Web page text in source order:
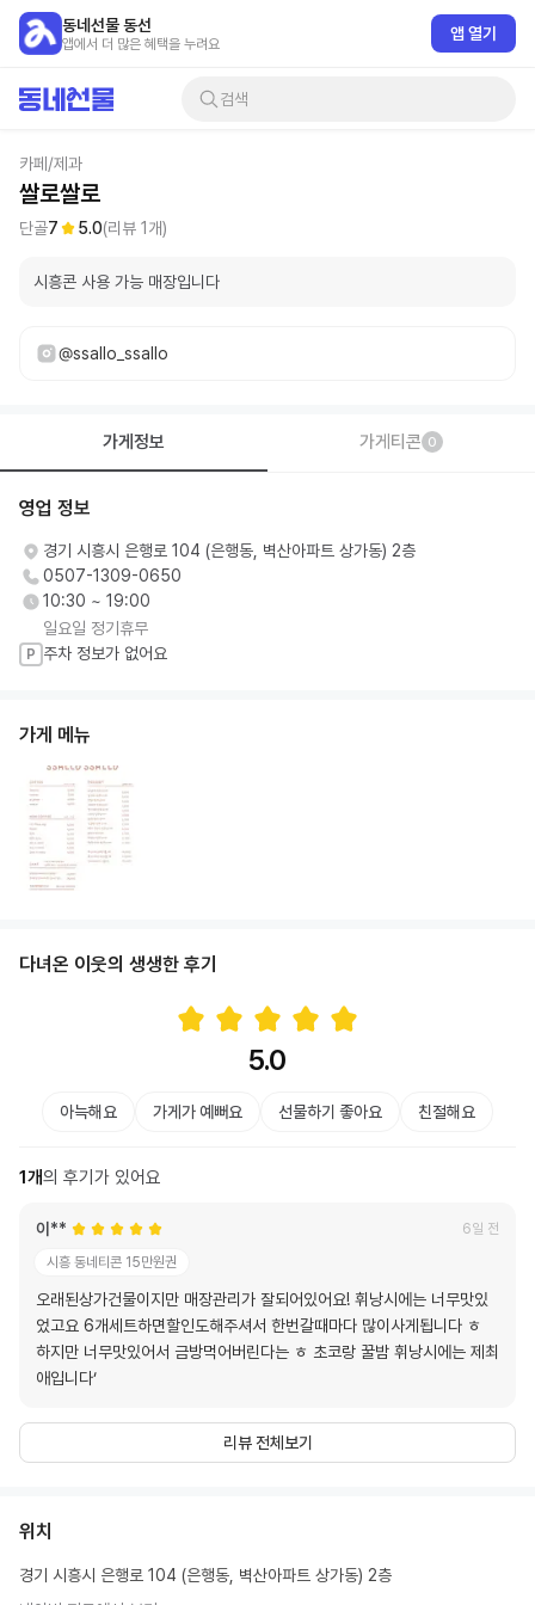
동네선물 동선
앱에서 더 많은 혜택을 누려요
앱 열기
검색
카페/제과
쌀로쌀로
단골7 5.0(리뷰 1 개)
시흥콘 사용 가능 매장입니다
@ssallo_ssallo
가게정보 가게티콘 0
영업 정보
경기 시흥시 은행로 104 (은행동, 벽산아파트 상가동) 2층
0507-1309-0650
10:30 ~ 19:00
일요일 정기휴무
P 주차 정보가 없어요
가게 메뉴
다녀온 이웃의 생생한 후기
5.0
아늑해요 가게가 예뻐요 선물하기 좋아요 친절해요
1개의 후기가 있어요
이**
6일 전
시흥 동네티콘 15만원권
오래된상가건물이지만 매장관리가 잘되어있어요! 휘낭시에는 너무맛있
었고요 6개세트하면할인도해주셔서 한번갈때마다 많이사게됩니다 ㅎ
하지만 너무맛있어서 금방먹어버린다는 ㅎ 초코랑 꿀밤 휘낭시에는 제최
애입니다‘
리뷰 전체보기
위치
경기 시흥시 은행로 104 (은행동, 벽산아파트 상가동) 2층